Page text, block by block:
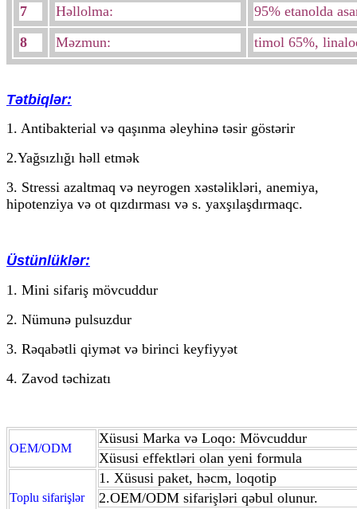
7 Həllolma:
95% etanolda
8
Məzmun: timol 65%,
Tətbiqlər:
1. Antibakterial və qaşınma əleyhinə təsir göstərir
2.Yağsızlığı həll etmək
3. Stressi azaltmaq və neyrogen xəstəlikləri, anemiya,
hipotenziya və ot qızdırması və s. yaxşılaşdırmaqc.
Üstünlüklər:
1. Mini sifariş mövcuddur
2. Nümunə pulsuzdur
3. Rəqabətli qiymət və birinci keyfiyyət
4. Zavod təchizatı
OEM/ODM
Xüsusi Marka və Loqo: Mövcuddur
Xüsusi effektləri olan yeni formula
Toplu sifarişlər
1. Xüsusi paket, həcm, loqotip
2.OEM/ODM sifarişləri qəbul olunur.